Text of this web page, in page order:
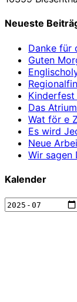
Neueste
Danke für
Guten
Das
Wat för e
Es wird
Neue
Wir sagen
Kalender